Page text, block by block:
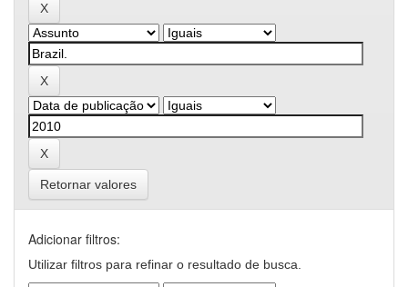
Retornar valores
Adicionar filtros:
Utilizar filtros para refinar o resultado de busca.